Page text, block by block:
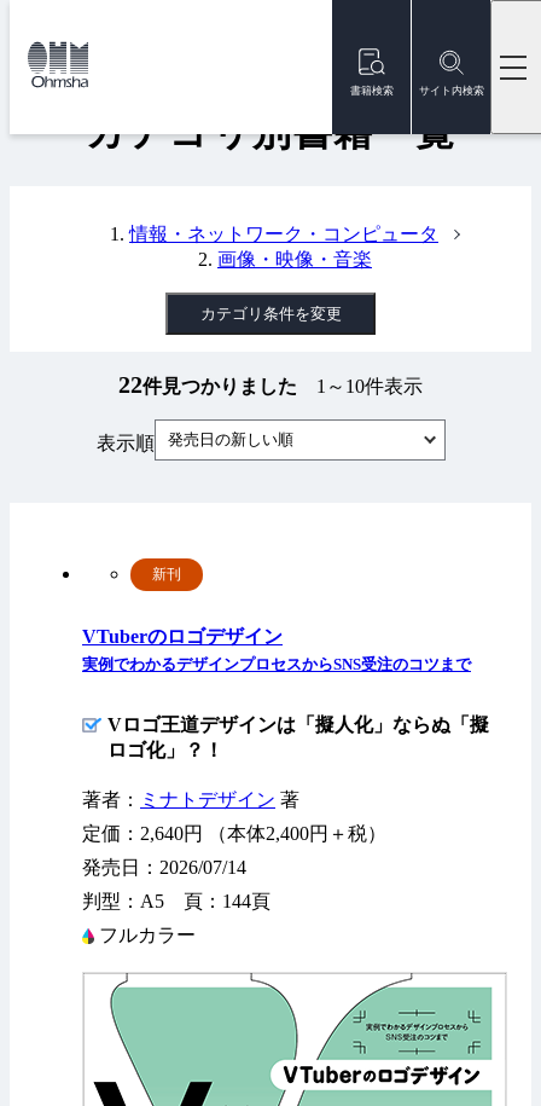
書籍検索 サイト内検索
トップ
カテゴリ別書籍一覧
情報・ネットワーク・コンピュータ
画像・映像・音楽
カテゴリ条件を変更
22件見つかりました 1～10件表示
表示順 発売日の新しい順
VTuberのロゴデザイン
実例でわかるデザインプロセスからSNS受注のコツまで
新刊
Vロゴ王道デザインは「擬人化」ならぬ「擬
ロゴ化」？！
著者： ミナトデザイン 著
定価：2,640円 （本体2,400円＋税）
発売日：2026/07/14
判型：A5 頁：144頁
フルカラー